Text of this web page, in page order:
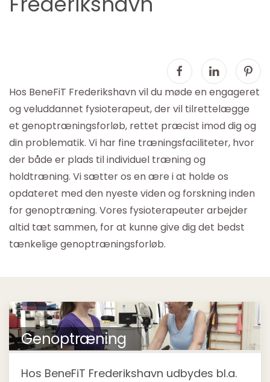
Hos BeneFiT Frederikshavn vil du møde en engageret
og veluddannet fysioterapeut, der vil tilrettelægge
et genoptræningsforløb, rettet præcist imod dig og
din problematik. Vi har fine træningsfaciliteter, hvor
der både er plads til individuel træning og
holdtræning. Vi sætter os en ære i at holde os
opdateret med den nyeste viden og forskning inden
for genoptræning. Vores fysioterapeuter arbejder
altid tæt sammen, for at kunne give dig det bedst
tænkelige genoptræningsforløb.
Genoptræning
Hos BeneFiT Frederikshavn udbydes bl.a.